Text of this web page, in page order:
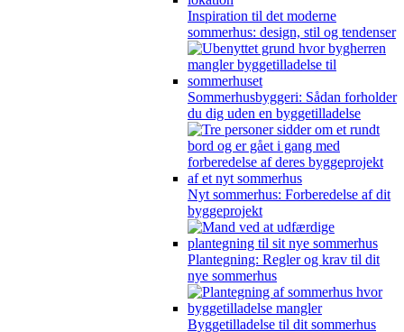
Inspiration til det moderne
sommerhus: design, stil og tendenser
Sommerhusbyggeri: Sådan forholder
du dig uden en byggetilladelse
Nyt sommerhus: Forberedelse af dit
byggeprojekt
Plantegning: Regler og krav til dit
nye sommerhus
Byggetilladelse til dit sommerhus